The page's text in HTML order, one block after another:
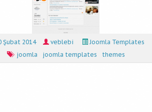
Şubat 2014 veblebi
Joomla Templates
joomla
joomla templates themes